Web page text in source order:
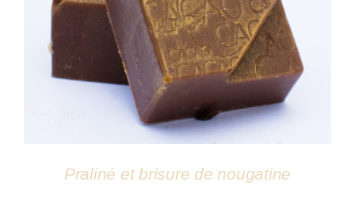
DÉTAILS
Praliné et brisure de nougatine